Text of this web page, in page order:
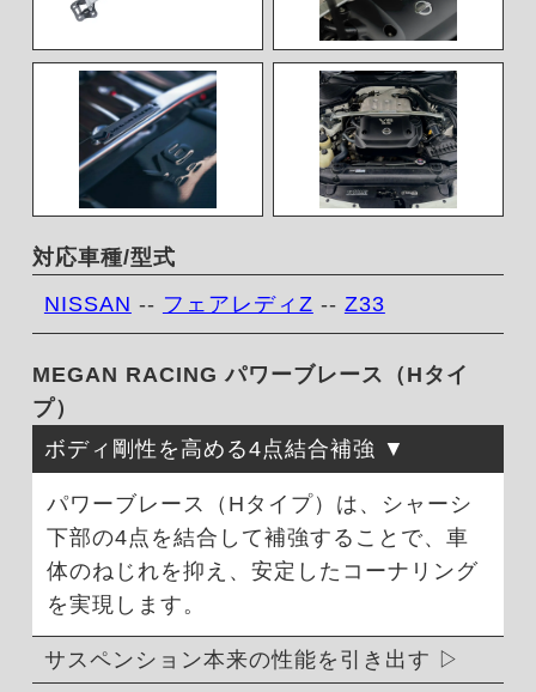
対応車種/型式
NISSAN -- フェアレディZ -- Z33
MEGAN RACING パワーブレース（Hタイ
プ）
ボディ剛性を高める4点結合補強
パワーブレース（Hタイプ）は、シャーシ
下部の4点を結合して補強することで、車
体のねじれを抑え、安定したコーナリング
を実現します。
サスペンション本来の性能を引き出す